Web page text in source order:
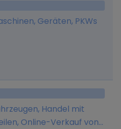
damit im
Geschäfte.
Geräten, PKWs
Handel mit
Online-Verkauf von